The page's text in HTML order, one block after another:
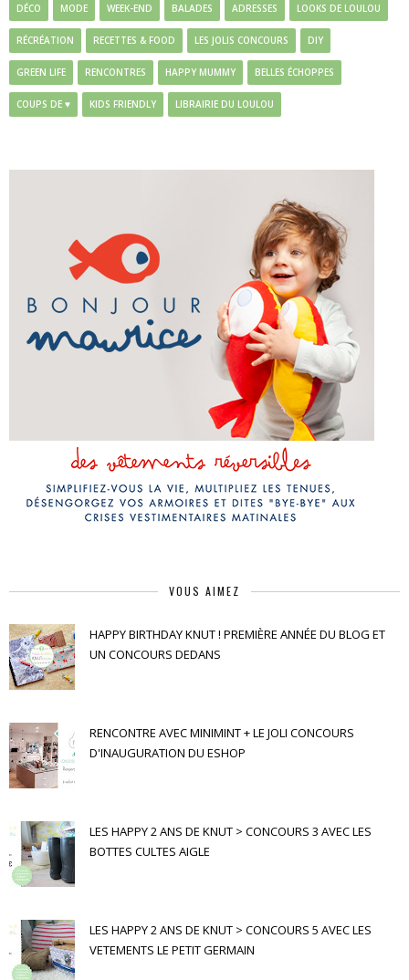
DÉCO MODE WEEK-END BALADES ADRESSES LOOKS DE LOULOU
RÉCRÉATION RECETTES & FOOD LES JOLIS CONCOURS DIY
GREEN LIFE RENCONTRES HAPPY MUMMY BELLES ÉCHOPPES
COUPS DE ♥ KIDS FRIENDLY LIBRAIRIE DU LOULOU
VOUS AIMEZ
HAPPY BIRTHDAY KNUT ! PREMIÈRE ANNÉE DU BLOG ET
UN CONCOURS DEDANS
RENCONTRE AVEC MINIMINT + LE JOLI CONCOURS
D'INAUGURATION DU ESHOP
LES HAPPY 2 ANS DE KNUT > CONCOURS 3 AVEC LES
BOTTES CULTES AIGLE
LES HAPPY 2 ANS DE KNUT > CONCOURS 5 AVEC LES
VETEMENTS LE PETIT GERMAIN